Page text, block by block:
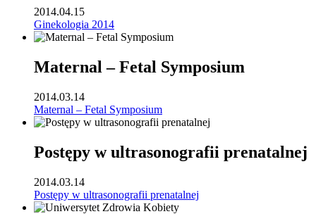
2014.04.15
Ginekologia 2014
Maternal – Fetal Symposium
2014.03.14
Maternal – Fetal Symposium
Postępy w ultrasonografii prenatalnej
2014.03.14
Postępy w ultrasonografii prenatalnej